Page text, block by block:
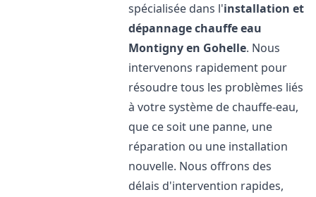
spécialisée dans l'installation et
dépannage chauffe eau
Montigny en Gohelle. Nous
intervenons rapidement pour
résoudre tous les problèmes liés
à votre système de chauffe-eau,
que ce soit une panne, une
réparation ou une installation
nouvelle. Nous offrons des
délais d'intervention rapides,